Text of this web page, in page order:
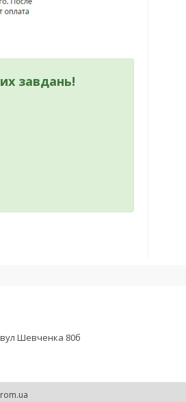
завдань!
вул Шевченка 80б